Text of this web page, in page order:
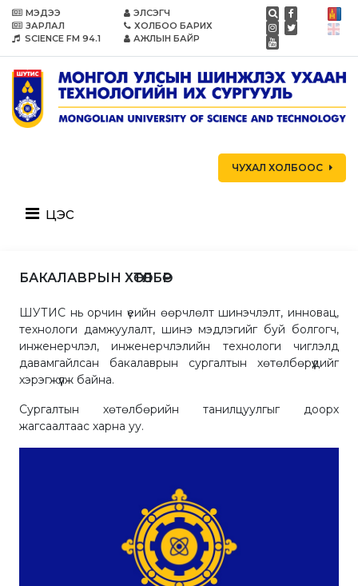
МЭДЭЭ
ЗАРЛАЛ
SCIENCE FM 94.1
ЭЛСЭГЧ
ХОЛБОО БАРИХ
АЖЛЫН БАЙР
ЧУХАЛ ХОЛБООС
цэс
БАКАЛАВРЫН ХӨТӨЛБӨР
ШУТИС нь орчин үеийн өөрчлөлт шинэчлэлт, инновац,
технологи дамжуулалт, шинэ мэдлэгийг буй болгогч,
инженерчлэл, инженерчлэлийн технологи чиглэлд
давамгайлсан бакалаврын сургалтын хөтөлбөрүүдийг
хэрэгжүүлж байна.
Сургалтын хөтөлбөрийн танилцуулгыг доорх
жагсаалтаас харна уу.